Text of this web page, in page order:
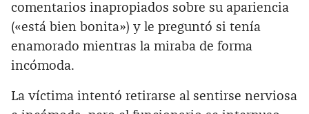
comentarios inapropiados sobre su apariencia
(«está bien bonita») y le preguntó si tenía
enamorado mientras la miraba de forma
incómoda.
La víctima intentó retirarse al sentirse nerviosa